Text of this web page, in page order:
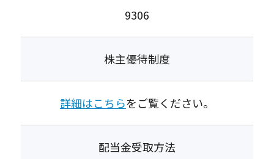
9306
株主優待制度
詳細はこちらをご覧ください。
配当金受取方法